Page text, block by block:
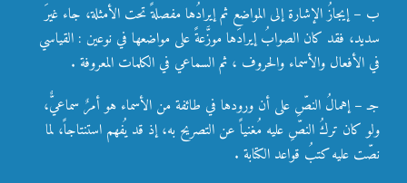
ب – إيجازُ الإشارة إلى المواضع ثم إيرادُها مفصلةً تحت الأمثلة، جاء غيرَ
سديد، فقد كان الصوابُ إيرادَها موزَّعةً على مواضعها في نوعين : القياسي
في الأفعال والأسماء والحروف ، ثم السماعي في الكلمات المعروفة .
جـ – إهمالُ النصِّ على أن ورودها في طائفة من الأسماء هو أمرٌ سماعيٌّ،
ولو كان تركُ النصِّ عليه مُغنياً عن التصريح به، إذ قد يُفهم استنتاجاً، لما
نصّت عليه كتبُ قواعد الكتابة .